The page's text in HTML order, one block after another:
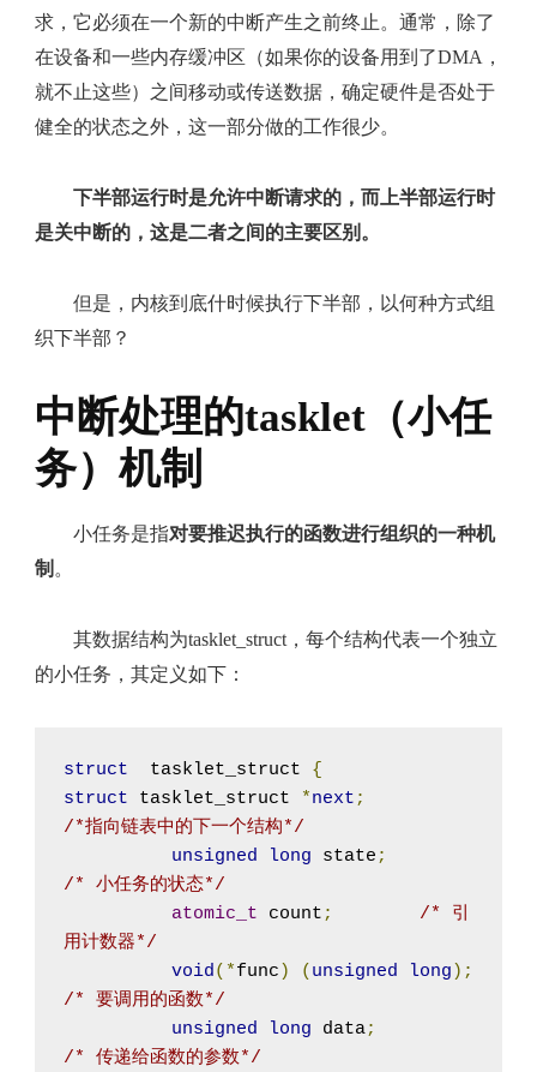
求，它必须在一个新的中断产生之前终止。通常，除了
在设备和一些内存缓冲区（如果你的设备用到了DMA，
就不止这些）之间移动或传送数据，确定硬件是否处于
健全的状态之外，这一部分做的工作很少。
下半部运行时是允许中断请求的，而上半部运行时
是关中断的，这是二者之间的主要区别。
但是，内核到底什时候执行下半部，以何种方式组
织下半部？
中断处理的tasklet（小任
务）机制
小任务是指对要推迟执行的函数进行组织的一种机
制 。
其数据结构为tasklet_struct，每个结构代表一个独立
的小任务，其定义如下：
struct
  tasklet_struct
{
struct tasklet_struct *next ;
/*指向链表中的下一个结构*/
unsigned
long state ;
/* 小任务的状态*/
atomic_t count ;
/* 引
用计数器*/
void(*func ) ( unsigned long );
/* 要调用的函数*/
unsigned
long data;
/* 传递给函数的参数*/